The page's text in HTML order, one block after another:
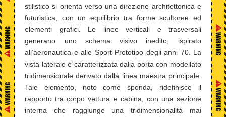
stilistico si orienta verso una direzione architettonica e
futuristica, con un equilibrio tra forme scultoree ed
elementi grafici. Le linee verticali e trasversali
generano uno schema visivo inedito, ispirato
all’aeronautica e alle Sport Prototipo degli anni 70. La
vista laterale è caratterizzata dalla porta con modellato
tridimensionale derivato dalla linea maestra principale.
Tale elemento, noto come sponda, ridefinisce il
rapporto tra corpo vettura e cabina, con una sezione
interna che raggiunge una tridimensionalità mai